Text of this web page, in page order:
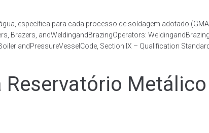
específica para cada processo de soldagem adotado
Brazers, andWeldingandBrazingOperators:
andPressureVesselCode, Section IX – Qualification
Reservatório